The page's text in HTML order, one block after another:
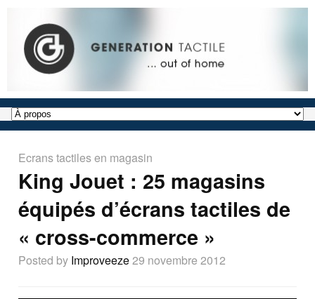
Ecrans tactiles en magasin
King Jouet : 25 magasins
équipés d’écrans tactiles de
« cross-commerce »
Posted by Improveeze29 novembre 2012